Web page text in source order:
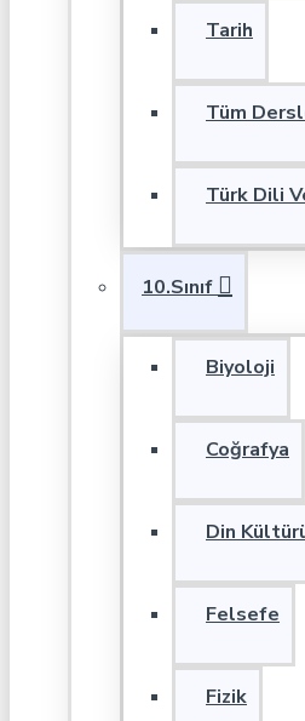
Tarih
Tüm
Türk Dili
10.Sınıf
Biyoloji
Coğrafya
Din
Felsefe
Fizik